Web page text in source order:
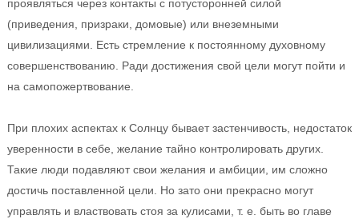
проявляться через контакты с потусторонней силой
(приведения, призраки, домовые) или внеземными
цивилизациями. Есть стремление к постоянному духовному
совершенствованию. Ради достижения свой цели могут пойти и
на самопожертвование.
При плохих аспектах к Солнцу бывает застенчивость, недостаток
уверенности в себе, желание тайно контролировать других.
Такие люди подавляют свои желания и амбиции, им сложно
достичь поставленной цели. Но зато они прекрасно могут
управлять и властвовать стоя за кулисами, т. е. быть во главе